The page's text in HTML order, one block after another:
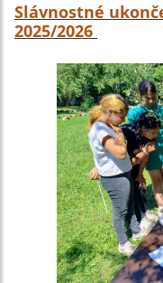
Slávnostné
2025/2026